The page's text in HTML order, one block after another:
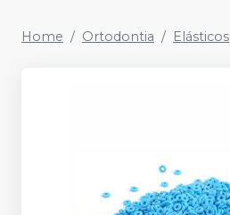
Home Ortodontia Elásticos